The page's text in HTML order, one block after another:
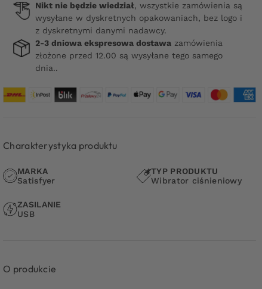
Light
Red
Nikt nie będzie wiedział, wszystkie zamówienia są
wysyłane w dyskretnych opakowaniach, bez logo i
z dyskretnymi danymi nadawcy.
2-3 dniowa ekspresowa dostawa zamówienia
złożone przed 12.00 są wysyłane tego samego
dnia..
Charakterystyka produktu
MARKA
Satisfyer
TYP PRODUKTU
Wibrator ciśnieniowy
ZASILANIE
USB
O produkcie